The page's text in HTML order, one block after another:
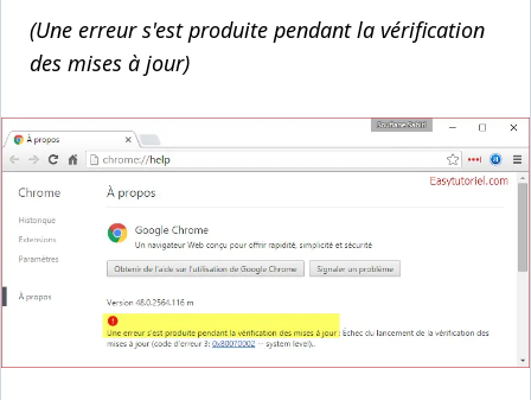
(Une erreur s'est produite pendant la vérification
des mises à jour)